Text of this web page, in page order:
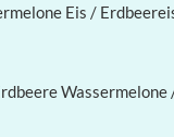
Eis /